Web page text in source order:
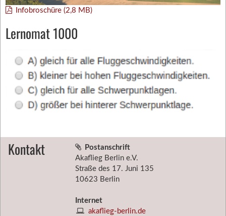
Infobroschüre (2,8 MB)
Lernomat 1000
Kontakt
Postanschrift
Akaflieg Berlin e.V.
Straße des 17. Juni 135
10623 Berlin
Internet
akaflieg-berlin.de